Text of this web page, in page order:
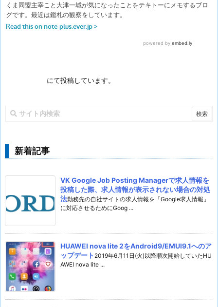
にて投稿しています。
新着記事
VK Google Job Posting Managerで求人情報を
投稿した際、求人情報が表示されない場合の対処
法勤務先の自社サイトの求人情報を「Google求人情報」
に対応させるためにGoog ...
HUAWEI nova lite 2をAndroid9/EMUI9.1へのア
ップデート 2019年6月11日(火)以降順次開始していたHU
AWEI nova lite ...